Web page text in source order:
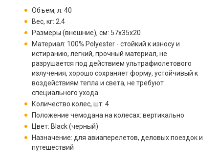
Объем, л: 40
Вес, кг: 2.4
Размеры (внешние), см: 57x35x20
Материал: 100% Polyester - стойкий к износу и
истиранию, легкий, прочный материал, не
разрушается под действием ультрафиолетового
излучения, хорошо сохраняет форму, устойчивый к
воздействиям тепла и света, не требуют
специального ухода
Количество колес, шт: 4
Положение чемодана на колесах: вертикально
Цвет: Black (черный)
Назначение: для авиаперелетов, деловых поездок и
путешествий